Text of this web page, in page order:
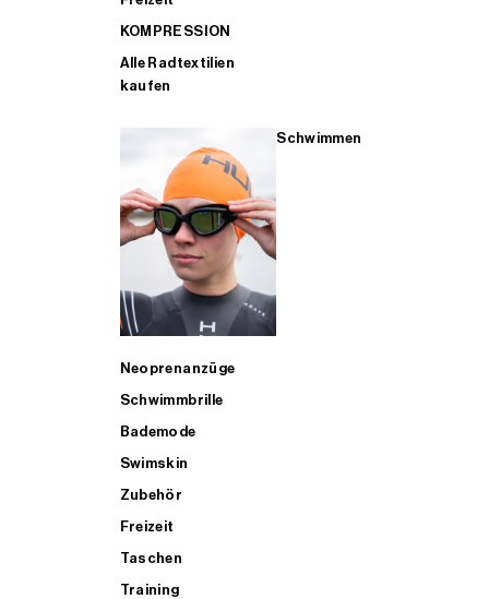
KOMPRESSION
Alle Radtextilien
kaufen
Schwimmen
Neoprenanzüge
Schwimmbrille
Bademode
Swimskin
Zubehör
Freizeit
Taschen
Training